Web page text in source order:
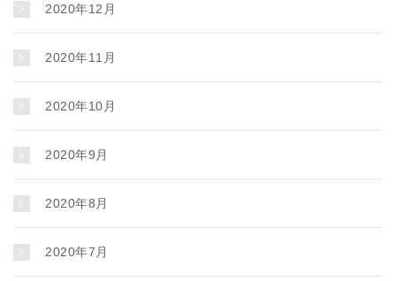
2020年12月
2020年11月
2020年10月
2020年9月
2020年8月
2020年7月